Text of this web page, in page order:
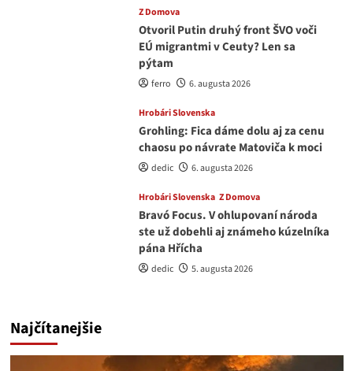
Z Domova
Otvoril Putin druhý front ŠVO voči
EÚ migrantmi v Ceuty? Len sa
pýtam
ferro 6. augusta 2026
Hrobári Slovenska
Grohling: Fica dáme dolu aj za cenu
chaosu po návrate Matoviča k moci
dedic 6. augusta 2026
Hrobári Slovenska Z Domova
Bravó Focus. V ohlupovaní národa
ste už dobehli aj známeho kúzelníka
pána Hřícha
dedic 5. augusta 2026
Najčítanejšie